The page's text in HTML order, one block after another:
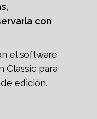
con
el software
Classic para
edición.